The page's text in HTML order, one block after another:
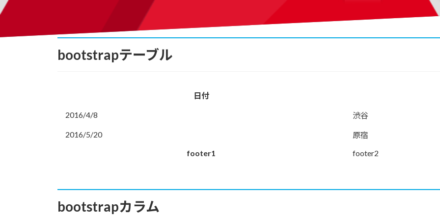
bootstrapテーブル
日付
2016/4/8 渋谷
2016/5/20
原宿
footer1
footer2
bootstrapカラム